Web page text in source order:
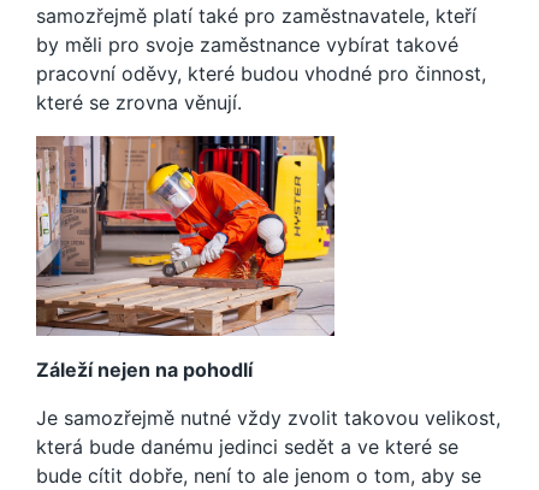
samozřejmě platí také pro zaměstnavatele, kteří
by měli pro svoje zaměstnance vybírat takové
pracovní oděvy, které budou vhodné pro činnost,
které se zrovna věnují.
Záleží nejen na pohodlí
Je samozřejmě nutné vždy zvolit takovou velikost,
která bude danému jedinci sedět a ve které se
bude cítit dobře, není to ale jenom o tom, aby se